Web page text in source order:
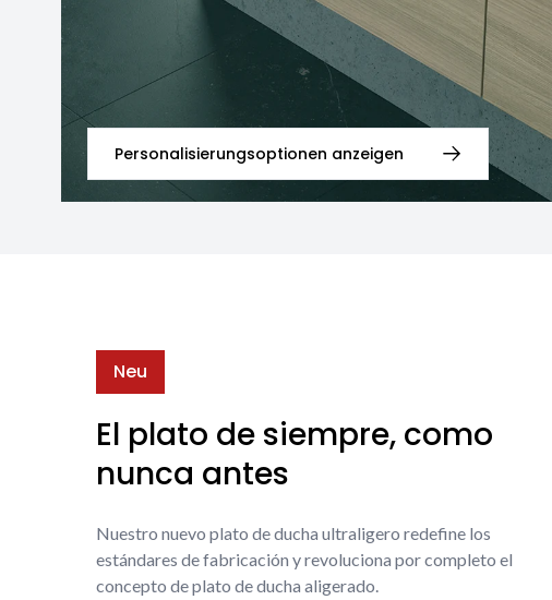
Personalisierungsoptionen anzeigen
Neu
El plato de siempre, como
nunca antes
Nuestro nuevo plato de ducha ultraligero redefine los
estándares de fabricación y revoluciona por completo el
concepto de plato de ducha aligerado.